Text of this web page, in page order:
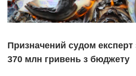
Призначений судом експерт
370 млн гривень з бюджету